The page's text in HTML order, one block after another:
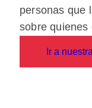
personas que
sobre quienes
Ir a